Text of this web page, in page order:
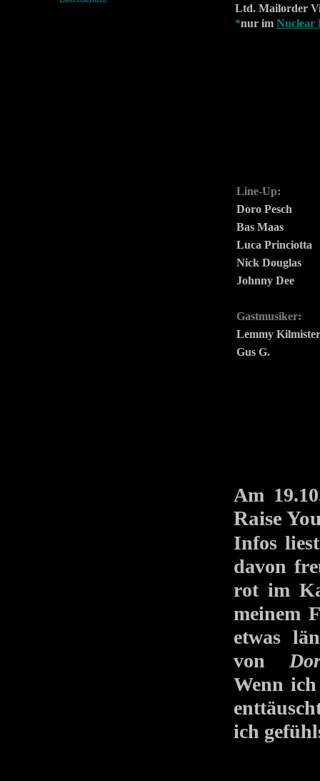
Ltd. Mailorder
*nur im Nuclear
Line-Up:
Doro Pesch
Bas Maas
Luca Princiotta
Nick Douglas
Johnny Dee
Gastmusiker:
Lemmy Kilmister
Gus G.
Am
Raise
Infos
davon
rot im
meinem
etwas
von
Wenn
ich